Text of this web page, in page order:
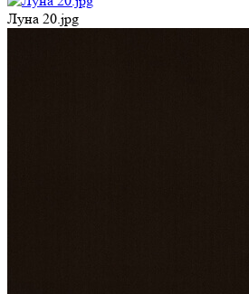
Луна 20.jpg